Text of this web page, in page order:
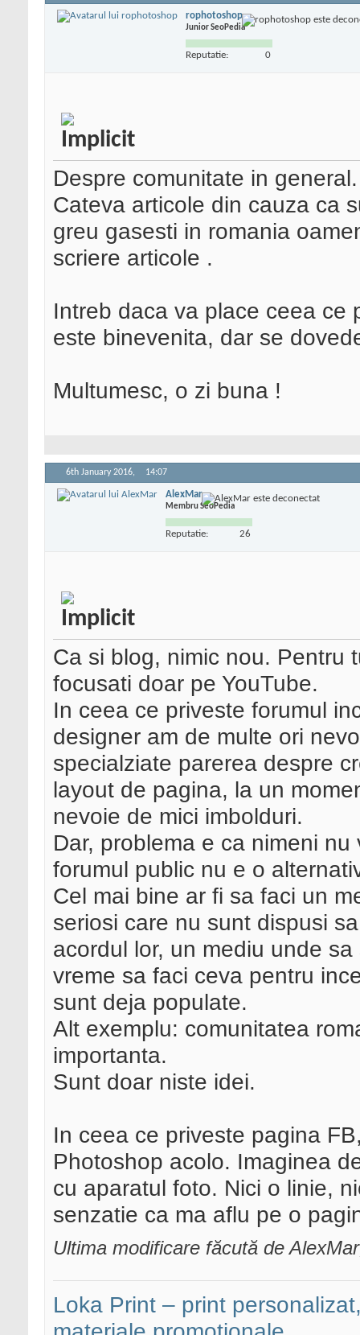
rophotoshop
Junior SeoPedia
Reputatie: 0
Despre comunitate in
Cateva articole din cauza ca
greu gasesti in romania
scriere articole .
Intreb daca va place ceea ce
este binevenita, dar se
Multumesc, o zi buna !
6th January 2016, 14:07
AlexMar
Membru SeoPedia
Reputatie: 26
Ca si blog, nimic nou. Pentru
focusati doar pe YouTube.
In ceea ce priveste forumul
designer am de multe ori
specialziate parerea despre
layout de pagina, la un
nevoie de mici imbolduri.
Dar, problema e ca nimeni
forumul public nu e o
Cel mai bine ar fi sa faci un
seriosi care nu sunt dispusi
acordul lor, un mediu unde
vreme sa faci ceva pentru
sunt deja populate.
Alt exemplu: comunitatea
importanta.
Sunt doar niste idei.
In ceea ce priveste pagina
Photoshop acolo. Imaginea
cu aparatul foto. Nici o linie,
senzatie ca ma aflu pe o
Ultima modificare făcută de
Loka Print – print